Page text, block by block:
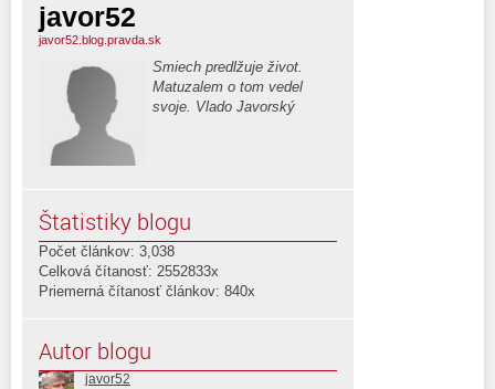
javor52
javor52.blog.pravda.sk
Smiech predlžuje život.
Matuzalem o tom vedel
svoje. Vlado Javorský
Štatistiky blogu
Počet článkov: 3,038
Celková čítanosť: 2552833x
Priemerná čítanosť článkov: 840x
Autor blogu
javor52